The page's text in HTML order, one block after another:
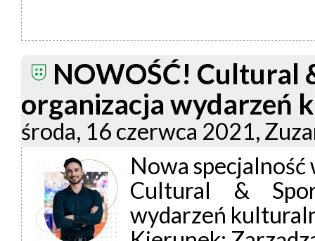
NOWOŚĆ! Cultural
organizacja wydarzeń
środa, 16 czerwca 2021,
Nowa
Cultural &
wydarzeń